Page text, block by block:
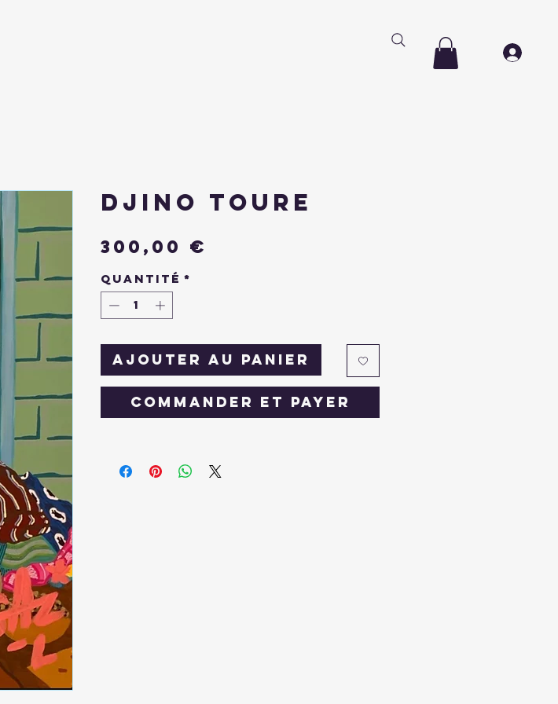
Djino toure
300,00 €
Quantité *
Ajouter au panier
Commander et payer